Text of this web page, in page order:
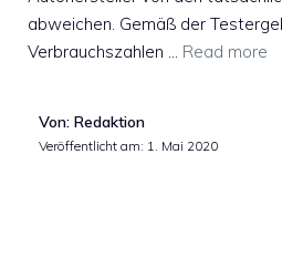
abweichen. Gemäß der
Verbrauchszahlen … Read more
Von: Redaktion
Veröffentlicht am: 1. Mai 2020